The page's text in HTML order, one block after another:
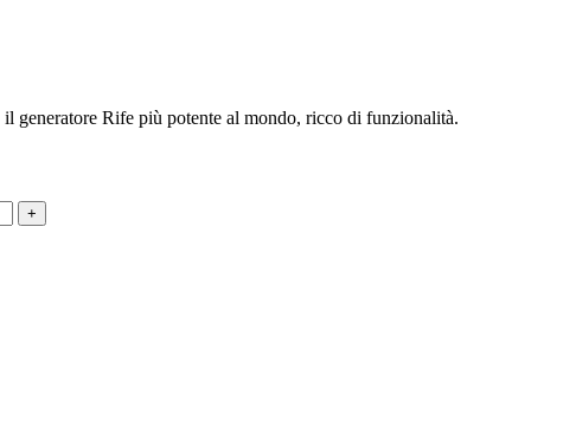
generatore Rife più potente al mondo, ricco di funzionalità.